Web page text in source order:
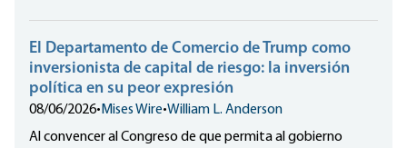
El Departamento de Comercio de Trump como
inversionista de capital de riesgo: la inversión
política en su peor expresión
08/06/2026•Mises Wire•William L. Anderson
Al convencer al Congreso de que permita al gobierno